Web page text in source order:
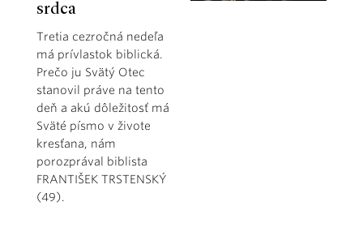
srdca
Tretia cezročná nedeľa
má prívlastok biblická.
Prečo ju Svätý Otec
stanovil práve na tento
deň a akú dôležitosť má
Sväté písmo v živote
kresťana, nám
porozprával biblista
FRANTIŠEK TRSTENSKÝ
(49).